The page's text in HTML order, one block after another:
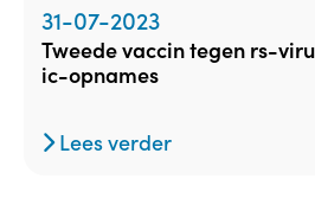
31-07-2023
tweede vaccin tegen rs-virus voorkomt veel
ic-opnames
Lees verder